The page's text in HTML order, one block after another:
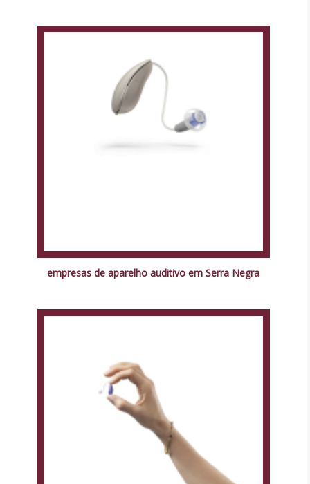
empresas de aparelho auditivo em Serra Negra